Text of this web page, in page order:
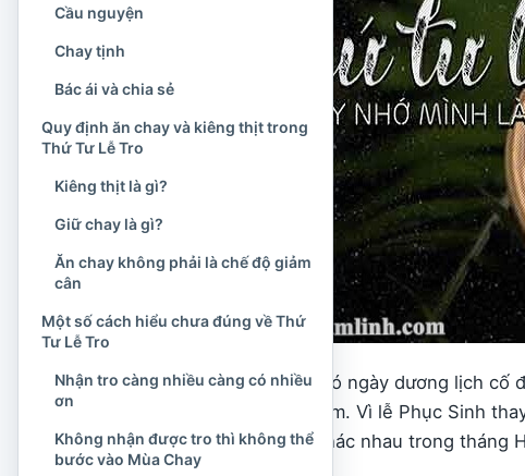
Thứ Tư Lễ Tro không có ngày dương lịch cố
của từng năm. Vì lễ Phục Sinh
thể rơi vào các ngày khác nhau trong tháng
Cầu nguyện
Chay tịnh
Bác ái và chia sẻ
Quy định ăn chay và kiêng thịt trong
Thứ Tư Lễ Tro
Kiêng thịt là gì?
Giữ chay là gì?
Ăn chay không phải là chế độ giảm
cân
Một số cách hiểu chưa đúng về Thứ
Tư Lễ Tro
Nhận tro càng nhiều càng có nhiều
ơn
Không nhận được tro thì không thể
bước vào Mùa Chay